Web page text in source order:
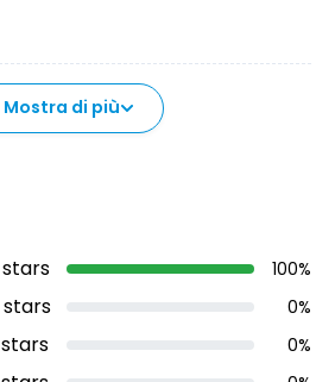
Mostra di più
stars 100%
stars 0%
stars 0%